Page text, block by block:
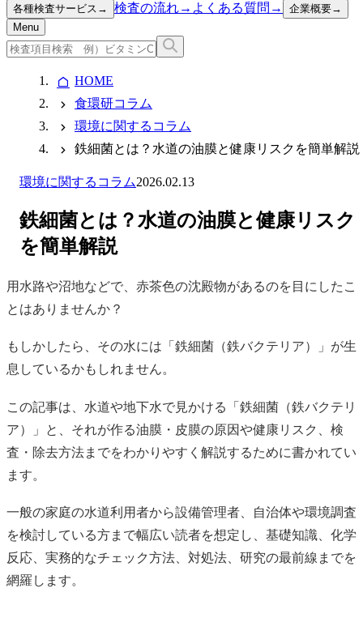
各種検査サービス → 検査の流れ→ よくある質問 → 企業概要→
Menu
HOME
食環研コラム
環境に関するコラム
鉄細菌とは？水道の油膜と健康リスクを簡単解説
環境に関するコラム2026.02.13
鉄細菌とは？水道の油膜と健康リスク
を簡単解説
用水路や沼地などで、赤茶色の沈殿物があるのを目にしたこ
とはありませんか？
もしかしたら、その水には「鉄細菌（鉄バクテリア）」が生
息しているかもしれません。
この記事は、水道や地下水で見かける「鉄細菌（鉄バクテリ
ア）」と、それが作る油膜・皮膜の原因や健康リスク、検
査・除去方法までをわかりやすく解説するために書かれてい
ます。
一般の家庭の水道利用者から設備管理者、自治体や環境調査
を検討している方まで幅広い読者を想定し、基礎知識、化学
反応、実務的なチェック方法、対処法、研究の最前線までを
網羅します。